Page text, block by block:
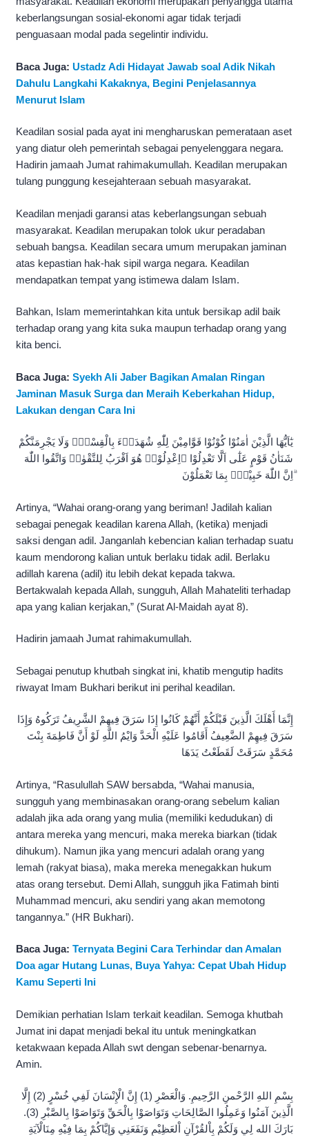
keberlangsungan sosial-ekonomi agar tidak terjadi
penguasaan modal pada segelintir individu.
Baca Juga: Ustadz Adi Hidayat Jawab soal Adik Nikah
Dahulu Langkahi Kakaknya, Begini Penjelasannya
Menurut Islam
Keadilan sosial pada ayat ini mengharuskan pemerataan aset
yang diatur oleh pemerintah sebagai penyelenggara negara.
Hadirin jamaah Jumat rahimakumullah. Keadilan merupakan
tulang punggung kesejahteraan sebuah masyarakat.
Keadilan menjadi garansi atas keberlangsungan sebuah
masyarakat. Keadilan merupakan tolok ukur peradaban
sebuah bangsa. Keadilan secara umum merupakan jaminan
atas kepastian hak-hak sipil warga negara. Keadilan
mendapatkan tempat yang istimewa dalam Islam.
Bahkan, Islam memerintahkan kita untuk bersikap adil baik
terhadap orang yang kita suka maupun terhadap orang yang
kita benci.
Baca Juga: Syekh Ali Jaber Bagikan Amalan Ringan
Jaminan Masuk Surga dan Meraih Keberkahan Hidup,
Lakukan dengan Cara Ini
يٰٓاَيُّهَا الَّذِيْنَ اٰمَنُوْا كُوْنُوْا قَوَّامِيْنَ لِلّٰهِ شُهَدَاۤءَ بِالْقِسْطِۖ وَلَا يَجْرِمَنَّكُمْ
شَنَاٰنُ قَوْمٍ عَلٰٓى اَلَّا تَعْدِلُوْا ۗاِعْدِلُوْاۗ هُوَ اَقْرَبُ لِلتَّقْوٰىۖ وَاتَّقُوا اللّٰهَ
ۗاِنَّ اللّٰهَ خَبِيْرٌۢ بِمَا تَعْمَلُوْنَ
Artinya, “Wahai orang-orang yang beriman! Jadilah kalian
sebagai penegak keadilan karena Allah, (ketika) menjadi
saksi dengan adil. Janganlah kebencian kalian terhadap suatu
kaum mendorong kalian untuk berlaku tidak adil. Berlaku
adillah karena (adil) itu lebih dekat kepada takwa.
Bertakwalah kepada Allah, sungguh, Allah Mahateliti terhadap
apa yang kalian kerjakan,” (Surat Al-Maidah ayat 8).
Hadirin jamaah Jumat rahimakumullah.
Sebagai penutup khutbah singkat ini, khatib mengutip hadits
riwayat Imam Bukhari berikut ini perihal keadilan.
إِنَّمَا أَهْلَكَ الَّذِينَ قَبْلَكُمْ أَنَّهُمْ كَانُوا إِذَا سَرَقَ فِيهِمْ الشَّرِيفُ تَرَكُوهُ وَإِذَا
سَرَقَ فِيهِمْ الضَّعِيفُ أَقَامُوا عَلَيْهِ الْحَدَّ وَايْمُ اللَّهِ لَوْ أَنَّ فَاطِمَةَ بِنْتَ
مُحَمَّدٍ سَرَقَتْ لَقَطَعْتُ يَدَهَا
Artinya, “Rasulullah SAW bersabda, “Wahai manusia,
sungguh yang membinasakan orang-orang sebelum kalian
adalah jika ada orang yang mulia (memiliki kedudukan) di
antara mereka yang mencuri, maka mereka biarkan (tidak
dihukum). Namun jika yang mencuri adalah orang yang
lemah (rakyat biasa), maka mereka menegakkan hukum
atas orang tersebut. Demi Allah, sungguh jika Fatimah binti
Muhammad mencuri, aku sendiri yang akan memotong
tangannya.” (HR Bukhari).
Baca Juga: Ternyata Begini Cara Terhindar dan Amalan
Doa agar Hutang Lunas, Buya Yahya: Cepat Ubah Hidup
Kamu Seperti Ini
Demikian perhatian Islam terkait keadilan. Semoga khutbah
Jumat ini dapat menjadi bekal itu untuk meningkatkan
ketakwaan kepada Allah swt dengan sebenar-benarnya.
Amin.
بِسْمِ اللهِ الرَّحْمنِ الرَّحِيمِ. وَالْعَصْرِ (1) إِنَّ الْإِنْسَانَ لَفِي خُسْرٍ (2) إِلَّا
الَّذِينَ آمَنُوا وَعَمِلُوا الصَّالِحَاتِ وَتَوَاصَوْا بِالْحَقِّ وَتَوَاصَوْا بِالصَّبْرِ (3).
بَارَكَ الله لِي وَلَكُمْ بِاْلقُرْآنِ اْلعَظِيْمِ وَنَفَعَنِي وَإِيَّاكُمْ بِمَا فِيْهِ مِنَالْآيَةِ